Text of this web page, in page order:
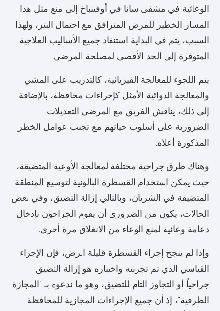
الوعائية في مشفى سانا في أوفينباخ إلى منع مثل هذا
المسار الخطير للمرض المترافق مع احتمال البتر، ولهذا
السبب، يتم في البداية استنفاد جميع الأساليب العلاجية
المتوفرة إلى الحد الأقصى لمصلحة المرضى.
يتم اللجوء للمعالجة الفيزيائية، كالتدريب على المشي
والمعالجة الدوائية الأمثل كإجراءات محافظة، بالإضافة
إلى ذلك، يناقش الفريق مع المرضى التعديلات
الضرورية على أسلوب حياتهم مع تجنب عوامل الخطر
المذكورة أعلاه.
وهناك طرق جراحية مختلفة لمعالجة الأوعية المتضيقة،
حيث يمكن استخدام القسطرة البالونية لتوسيع المنطقة
المتضيقة في الشريان، وبالتالي إزالة التضيق، وفي بعض
الحالات، يكون من الضروري أن يقوم الجراحون بإدخال
دعامة وعائية لمنع الوعاء من الانغلاق مرة أخرى.
وإذا لم ينجح إجراء القسطرة قليلة الرض، فإن الإجراء
القياسي الذي تم تجربته واختباره هو إزالة التضيق
جراحياً أو التجاوز التام للتضيق، وهو ما ندعوه بـ "المجازة
الطرفية"، إذ أن جميع الإجراءات المجازية للمحافظة